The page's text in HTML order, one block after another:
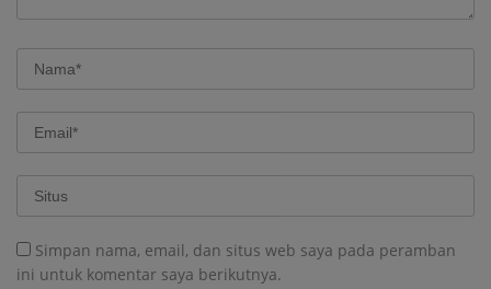
Simpan nama, email, dan situs web saya pada peramban
ini untuk komentar saya berikutnya.